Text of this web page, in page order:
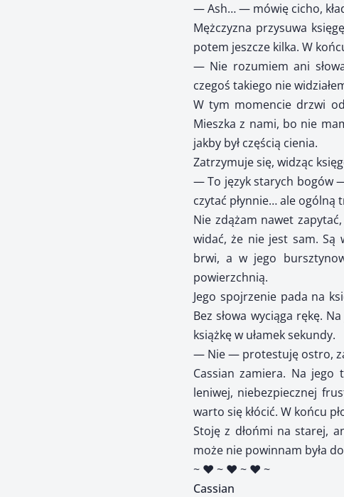
— Ash… — mówię cicho,
Mężczyzna przysuwa
potem jeszcze kilka. W
— Nie rozumiem ani
czegoś takiego nie
W tym momencie drzwi
Mieszka z nami, bo nie
jakby był częścią cienia.
Zatrzymuje się, widząc
— To język starych bogów
czytać płynnie… ale ogólną
Nie zdążam nawet
widać, że nie jest sam. Są
brwi, a w jego
powierzchnią.
Jego spojrzenie pada na
Bez słowa wyciąga rękę.
książkę w ułamek sekundy.
— Nie — protestuję ostro,
Cassian zamiera. Na
leniwej, niebezpiecznej
warto się kłócić. W końcu
Stoję z dłońmi na starej,
może nie powinnam była
~ ♥ ~ ♥ ~ ♥ ~
Cassian